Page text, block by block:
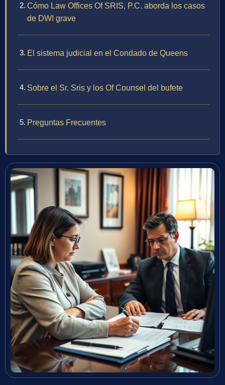
Cómo Law Offices Of SRIS, P.C. aborda los casos
de DWI grave
El sistema judicial en el Condado de Queens
Sobre el Sr. Sris y los Of Counsel del bufete
Preguntas Frecuentes